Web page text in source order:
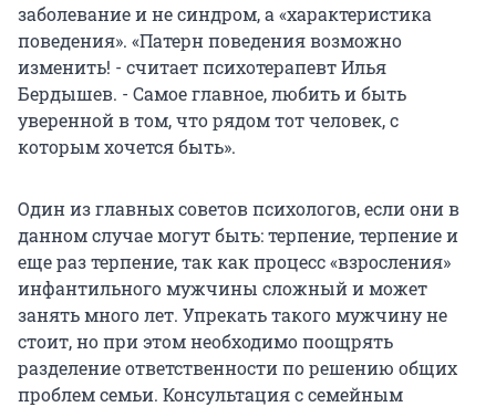
заболевание и не синдром, а «характеристика
поведения». «Патерн поведения возможно
изменить! - считает психотерапевт Илья
Бердышев. - Самое главное, любить и быть
уверенной в том, что рядом тот человек, с
которым хочется быть».
Один из главных советов психологов, если они в
данном случае могут быть: терпение, терпение и
еще раз терпение, так как процесс «взросления»
инфантильного мужчины сложный и может
занять много лет. Упрекать такого мужчину не
стоит, но при этом необходимо поощрять
разделение ответственности по решению общих
проблем семьи. Консультация с семейным